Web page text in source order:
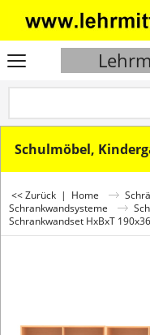
Schulmöbel,
<< Zurück | Home
Schrankwandsysteme
Schrankwandset HxBxT